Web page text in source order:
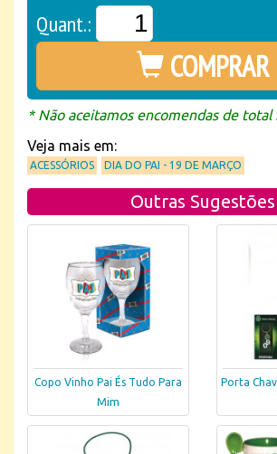
Quant.:
COMPRAR
* Não aceitamos encomendas de
Veja mais em:
ACESSÓRIOS DIA DO PAI - 19 DE MARÇO
Outras Sugestões
Copo Vinho Pai És Tudo Para
Mim
Porta